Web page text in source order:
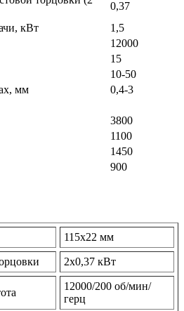
0,37
кВт
1,5
12000
15
10-50
мм
0,4-3
3800
1100
1450
900
115х22 мм
2х0,37 кВт
12000/200 об/мин/
герц